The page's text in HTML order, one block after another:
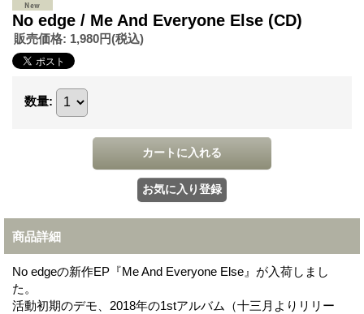
No edge / Me And Everyone Else (CD)
販売価格: 1,980円(税込)
数量:
商品詳細
No edgeの新作EP『Me And Everyone Else』が入荷しまし
た。
活動初期のデモ、2018年の1stアルバム（十三月よりリリー